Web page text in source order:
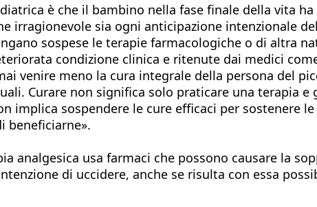
è che il bambino nella fase finale della vita
irragionevole sia ogni anticipazione intenzionale
sospese le terapie farmacologiche o di altra
condizione clinica e ritenute dai medici
venire meno la cura integrale della persona del
Curare non significa solo praticare una terapia
implica sospendere le cure efficaci per sostenere
beneficiarne».
analgesica usa farmaci che possono causare la
di uccidere, anche se risulta con essa